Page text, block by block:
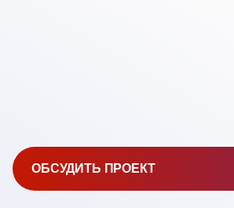
САЙТОМ
ОБСУДИТЬ ПРОЕКТ